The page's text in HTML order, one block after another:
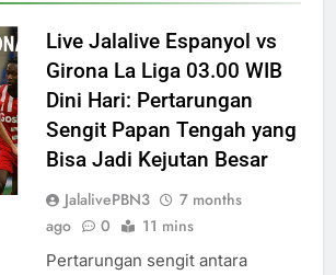
Live Jalalive Espanyol vs
Girona La Liga 03.00 WIB
Dini Hari: Pertarungan
Sengit Papan Tengah yang
Bisa Jadi Kejutan Besar
JalalivePBN3
7 months
ago
0 11 mins
Pertarungan sengit antara